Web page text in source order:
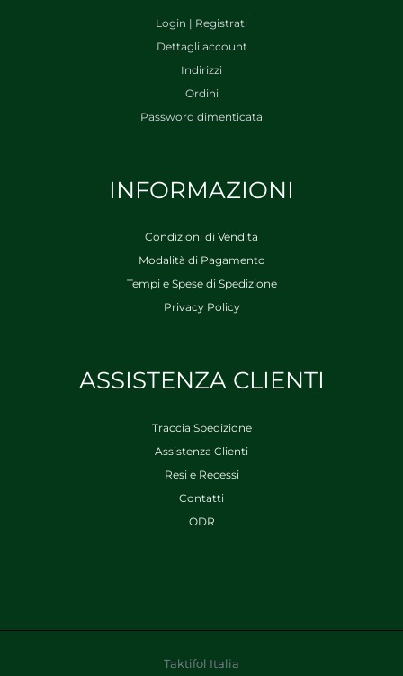
Login | Registrati
Dettagli account
Indirizzi
Ordini
Password dimenticata
INFORMAZIONI
Condizioni di Vendita
Modalità di Pagamento
Tempi e Spese di Spedizione
Privacy Policy
ASSISTENZA CLIENTI
Traccia Spedizione
Assistenza Clienti
Resi e Recessi
Contatti
ODR
Taktifol Italia